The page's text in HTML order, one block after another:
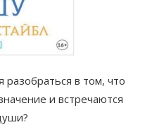
разобраться в том, что
и встречаются